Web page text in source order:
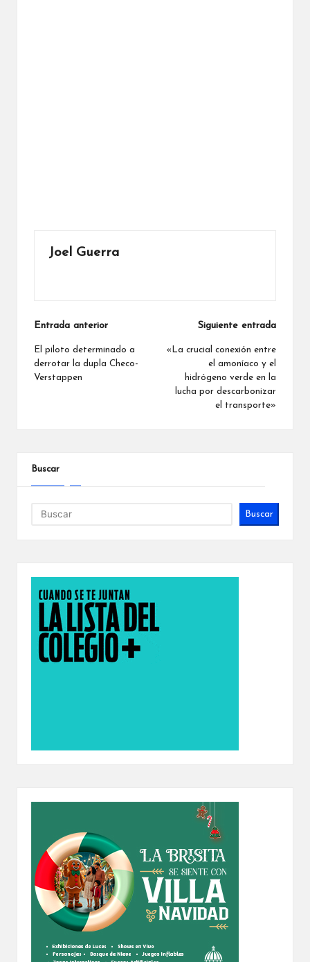
Joel Guerra
Navegación
de
entradas
Entrada anterior
El piloto determinado a
derrotar la dupla Checo-
Verstappen
Siguiente entrada
«La crucial conexión entre
el amoníaco y el
hidrógeno verde en la
lucha por descarbonizar
el transporte»
Buscar
Buscar